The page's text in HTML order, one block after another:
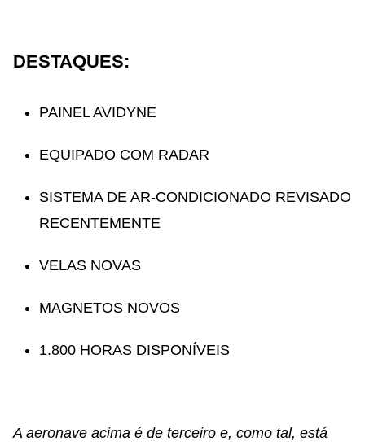
DESTAQUES:
PAINEL AVIDYNE
EQUIPADO COM RADAR
SISTEMA DE AR-CONDICIONADO REVISADO
RECENTEMENTE
VELAS NOVAS
MAGNETOS NOVOS
1.800 HORAS DISPONÍVEIS
A aeronave acima é de terceiro e, como tal, está